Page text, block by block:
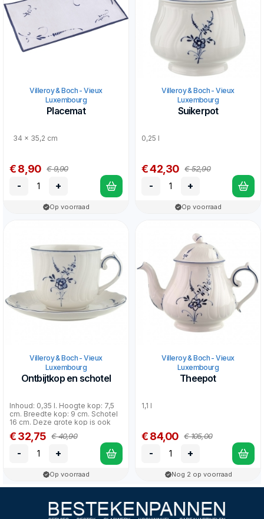
Villeroy & Boch - Vieux
Luxembourg
Placemat
34 x 35,2 cm
€ 8,90 € 9,90
- +
Op voorraad
Villeroy & Boch - Vieux
Luxembourg
Suikerpot
0,25 l
€ 42,30 € 52,90
- +
Op voorraad
Villeroy & Boch - Vieux
Luxembourg
Ontbijtkop en schotel
Inhoud: 0,35 l. Hoogte kop: 7,5
cm. Breedte kop: 9 cm. Schotel
16 cm. Deze grote kop is ook
€ 32,75 € 40,90
- +
Op voorraad
Villeroy & Boch - Vieux
Luxembourg
Theepot
1,1 l
€ 84,00 € 105,00
- +
Nog 2 op voorraad